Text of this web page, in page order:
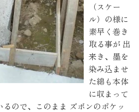
（スケー
ル）の様に
素早く巻き
取る事が 出
来き、墨を
染み込ませ
た綿も本体
に収まって
るので、このまま ズボンのポケッ